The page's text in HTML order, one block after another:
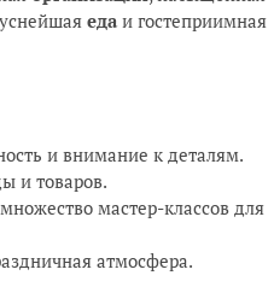
еда и гостеприимная
и внимание к деталям.
и товаров.
мастер-классов для
атмосфера.